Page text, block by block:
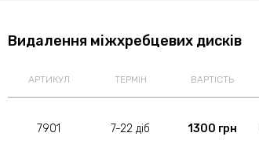
Видалення міжхребцевих дисків
АРТИКУЛ ТЕРМІН ВАРТІСТЬ
7901 7-22 діб 1300 грн